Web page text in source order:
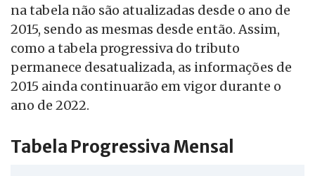
na tabela não são atualizadas desde o ano de
2015, sendo as mesmas desde então. Assim,
como a tabela progressiva do tributo
permanece desatualizada, as informações de
2015 ainda continuarão em vigor durante o
ano de 2022.
Tabela Progressiva Mensal